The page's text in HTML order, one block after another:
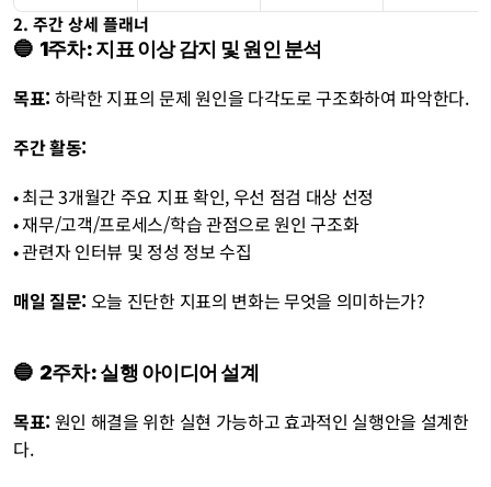
2. 주간 상세 플래너
🔵  1주차: 지표 이상 감지 및 원인 분석
목표: 하락한 지표의 문제 원인을 다각도로 구조화하여 파악한다.
주간 활동:
• 최근 3개월간 주요 지표 확인, 우선 점검 대상 선정
• 재무/고객/프로세스/학습 관점으로 원인 구조화
• 관련자 인터뷰 및 정성 정보 수집
매일 질문: 오늘 진단한 지표의 변화는 무엇을 의미하는가?
🔵  2주차: 실행 아이디어 설계
목표: 원인 해결을 위한 실현 가능하고 효과적인 실행안을 설계한
다.